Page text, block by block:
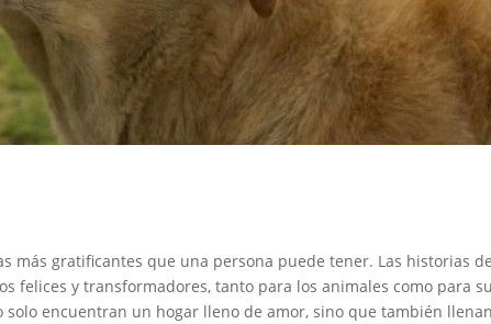
más gratificantes que una persona puede tener. Las historias de
felices y transformadores, tanto para los animales como para
solo encuentran un hogar lleno de amor, sino que también